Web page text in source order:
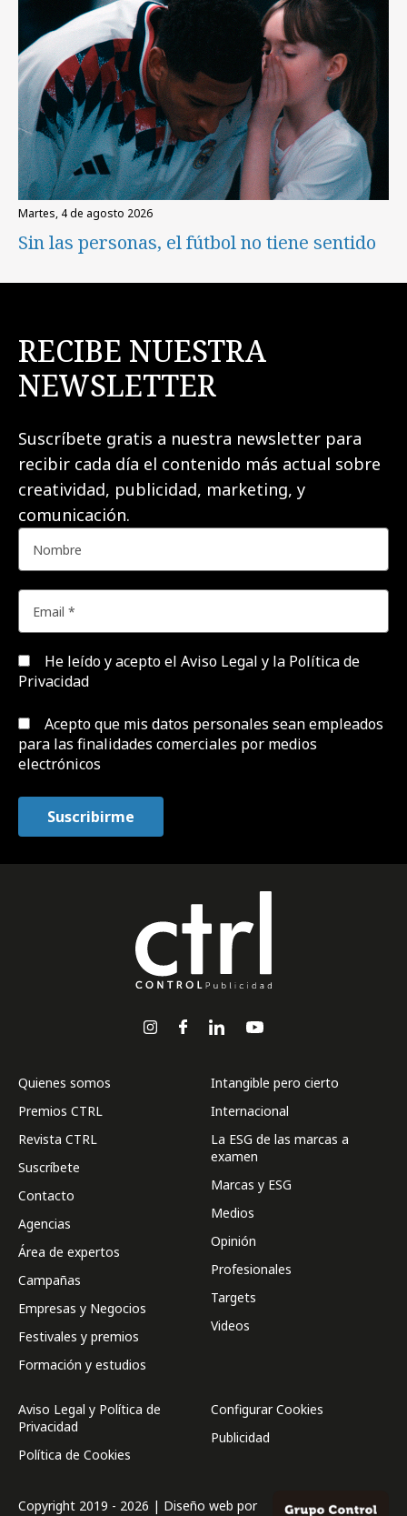
martes, 4 de agosto 2026
Sin las personas, el fútbol no tiene sentido
RECIBE NUESTRA
NEWSLETTER
Suscríbete gratis a nuestra newsletter para
recibir cada día el contenido más actual sobre
creatividad, publicidad, marketing, y
comunicación.
He leído y acepto el Aviso Legal y la Política de
Privacidad
Acepto que mis datos personales sean empleados
para las finalidades comerciales por medios
electrónicos
Quienes somos
Premios CTRL
Revista CTRL
Suscríbete
Contacto
Agencias
Área de expertos
Campañas
Empresas y Negocios
Festivales y premios
Formación y estudios
Intangible pero cierto
Internacional
La ESG de las marcas a
examen
Marcas y ESG
Medios
Opinión
Profesionales
Targets
Videos
Aviso Legal y Política de
Privacidad
Política de Cookies
Configurar Cookies
Publicidad
Copyright 2019 - 2026 | Diseño web por